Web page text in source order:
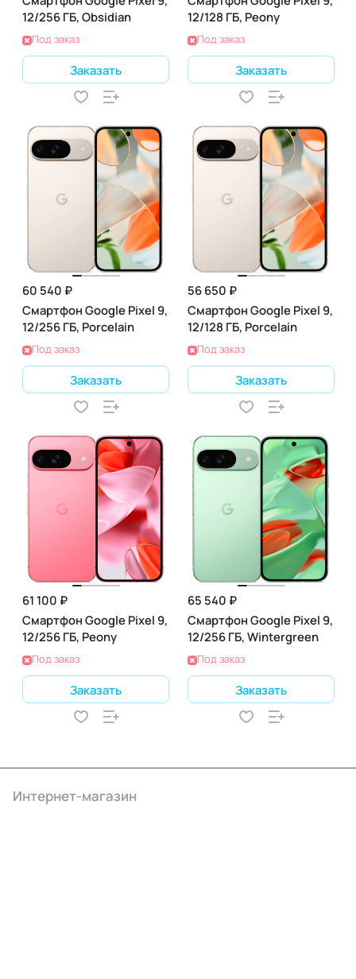
12/256 ГБ, Obsidian
Под заказ
Заказать
12/128 ГБ, Peony
Под заказ
Заказать
60 540 ₽
Смартфон Google Pixel 9,
12/256 ГБ, Porcelain
Под заказ
Заказать
56 650 ₽
Смартфон Google Pixel 9,
12/128 ГБ, Porcelain
Под заказ
Заказать
61 100 ₽
Смартфон Google Pixel 9,
12/256 ГБ, Peony
Под заказ
Заказать
65 540 ₽
Смартфон Google Pixel 9,
12/256 ГБ, Wintergreen
Под заказ
Заказать
Интернет-магазин